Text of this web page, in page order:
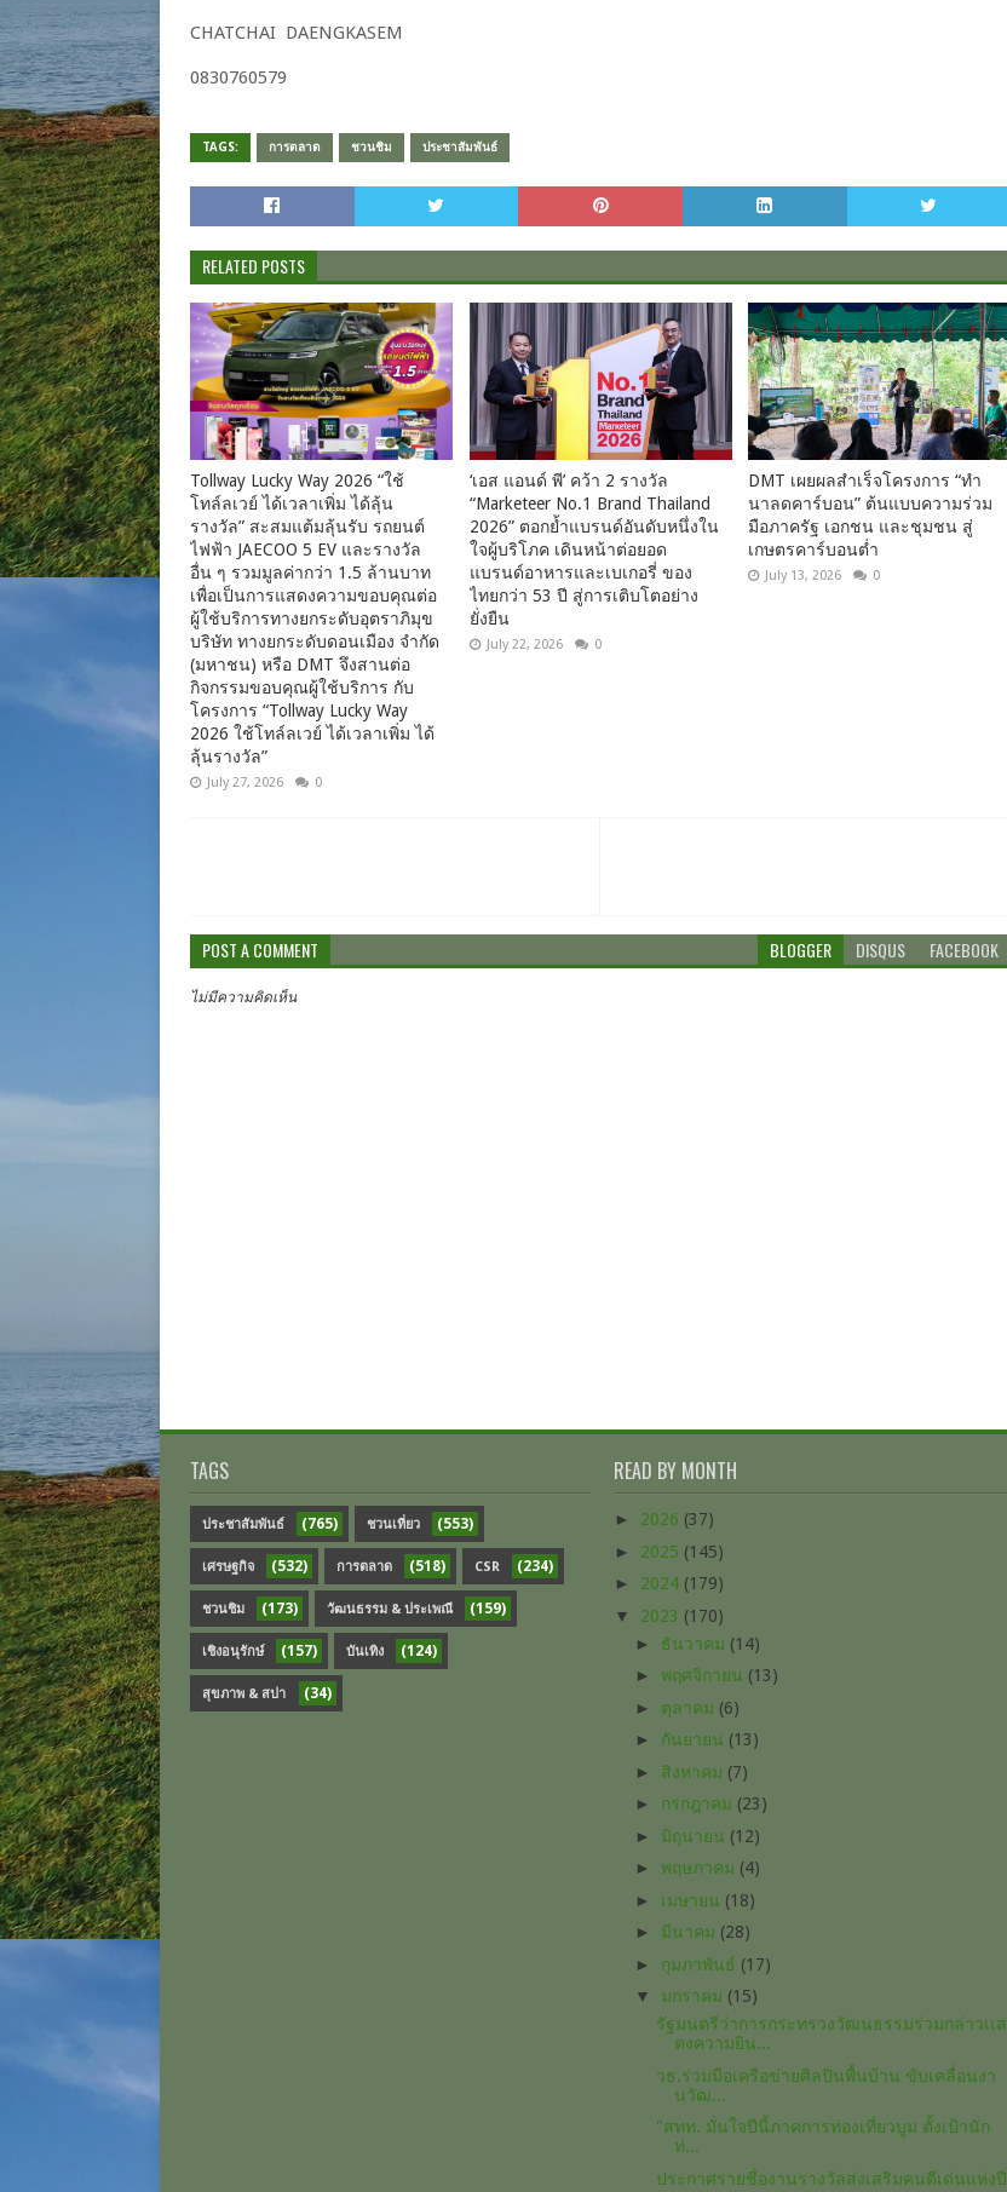
CHATCHAI​ DAENGKASEM
0830760579​
TAGS: การตลาด ชวนชิม ประชาสัมพันธ์
RELATED POSTS
Tollway Lucky Way 2026 “ใช้
โทล์ลเวย์ ได้เวลาเพิ่ม ได้ลุ้น
รางวัล” สะสมแต้มลุ้นรับ รถยนต์
ไฟฟ้า JAECOO 5 EV และรางวัล
อื่น ๆ รวมมูลค่ากว่า 1.5 ล้านบาท
เพื่อเป็นการแสดงความขอบคุณต่อ
ผู้ใช้บริการทางยกระดับอุตราภิมุข
บริษัท ทางยกระดับดอนเมือง จำกัด
(มหาชน) หรือ DMT จึงสานต่อ
กิจกรรมขอบคุณผู้ใช้บริการ กับ
โครงการ “Tollway Lucky Way
2026 ใช้โทล์ลเวย์ ได้เวลาเพิ่ม ได้
ลุ้นรางวัล”
July 27, 2026 0
‘เอส แอนด์ พี’ คว้า 2 รางวัล
“Marketeer No.1 Brand Thailand
2026” ตอกย้ำแบรนด์อันดับหนึ่งใน
ใจผู้บริโภค เดินหน้าต่อยอด
แบรนด์อาหารและเบเกอรี่ ของ
ไทยกว่า 53 ปี สู่การเติบโตอย่าง
ยั่งยืน
July 22, 2026 0
DMT เผยผลสำเร็จโครงการ “ทำ
นาลดคาร์บอน” ต้นแบบความร่วม
มือภาครัฐ เอกชน และชุมชน สู่
เกษตรคาร์บอนต่ำ
July 13, 2026 0
POST A COMMENT BLOGGER DISQUS FACEBOOK
ไม่มีความคิดเห็น
TAGS
ประชาสัมพันธ์ (765) ชวนเที่ยว (553)
เศรษฐกิจ (532) การตลาด (518) CSR (234)
ชวนชิม (173) วัฒนธรรม & ประเพณี (159)
เชิงอนุรักษ์ (157) บันเทิง (124)
สุขภาพ & สปา (34)
READ BY MONTH
► 2026 (37)
► 2025 (145)
► 2024 (179)
▼ 2023 (170)
► ธันวาคม (14)
► พฤศจิกายน (13)
► ตุลาคม (6)
► กันยายน (13)
► สิงหาคม (7)
► กรกฎาคม (23)
► มิถุนายน (12)
► พฤษภาคม (4)
► เมษายน (18)
► มีนาคม (28)
► กุมภาพันธ์ (17)
▼ มกราคม (15)
รัฐมนตรีว่าการกระทรวงวัฒนธรรมร่วมกล่าวเเส
ดงความยิน...
วธ.ร่วมมือเครือข่ายศิลปินพื้นบ้าน ขับเคลื่อนงา
นวัฒ...
"สทท. มั่นใจปีนี้ภาคการท่องเที่ยวบูม ตั้งเป้านัก
ท่...
ประกาศรายชื่องานรางวัลส่งเสริมคนดีเด่นแห่งปี